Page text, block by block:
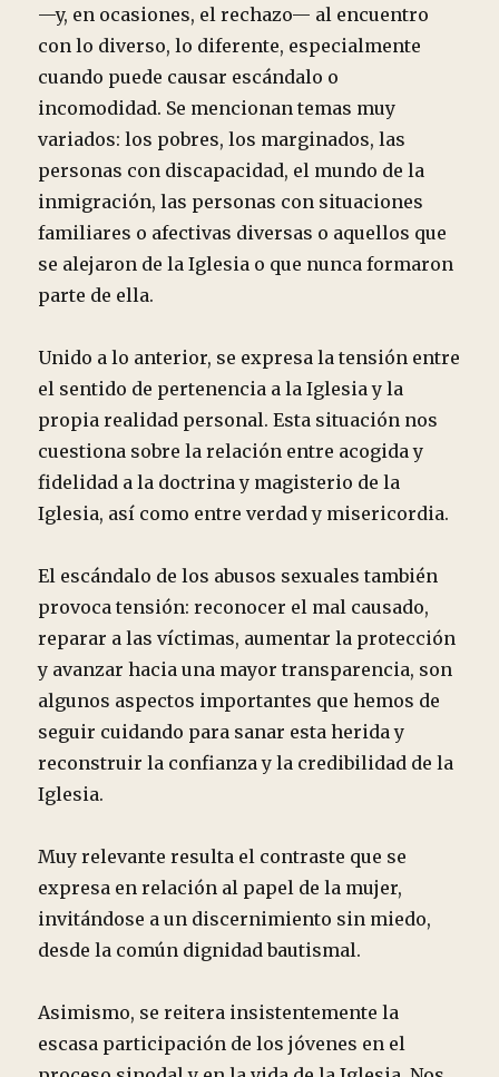
—y, en ocasiones, el rechazo— al encuentro
con lo diverso, lo diferente, especialmente
cuando puede causar escándalo o
incomodidad. Se mencionan temas muy
variados: los pobres, los marginados, las
personas con discapacidad, el mundo de la
inmigración, las personas con situaciones
familiares o afectivas diversas o aquellos que
se alejaron de la Iglesia o que nunca formaron
parte de ella.
Unido a lo anterior, se expresa la tensión entre
el sentido de pertenencia a la Iglesia y la
propia realidad personal. Esta situación nos
cuestiona sobre la relación entre acogida y
fidelidad a la doctrina y magisterio de la
Iglesia, así como entre verdad y misericordia.
El escándalo de los abusos sexuales también
provoca tensión: reconocer el mal causado,
reparar a las víctimas, aumentar la protección
y avanzar hacia una mayor transparencia, son
algunos aspectos importantes que hemos de
seguir cuidando para sanar esta herida y
reconstruir la confianza y la credibilidad de la
Iglesia.
Muy relevante resulta el contraste que se
expresa en relación al papel de la mujer,
invitándose a un discernimiento sin miedo,
desde la común dignidad bautismal.
Asimismo, se reitera insistentemente la
escasa participación de los jóvenes en el